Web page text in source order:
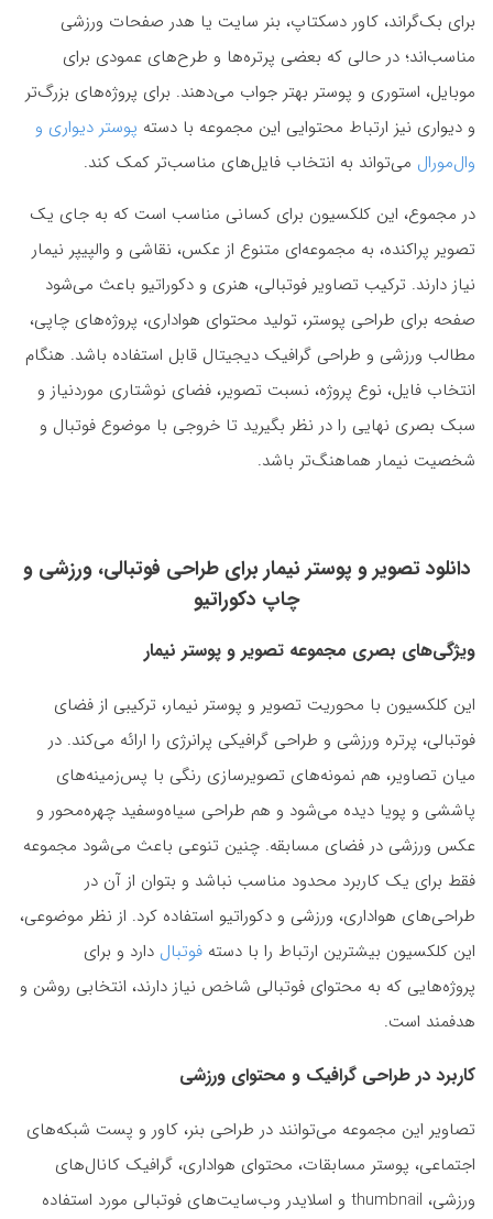
برای بک‌گراند، کاور دسکتاپ، بنر سایت یا هدر صفحات ورزشی
مناسب‌اند؛ در حالی که بعضی پرتره‌ها و طرح‌های عمودی برای
موبایل، استوری و پوستر بهتر جواب می‌دهند. برای پروژه‌های بزرگ‌تر
و دیواری نیز ارتباط محتوایی این مجموعه با دسته پوستر دیواری و
وال‌مورال می‌تواند به انتخاب فایل‌های مناسب‌تر کمک کند.
در مجموع، این کلکسیون برای کسانی مناسب است که به جای یک
تصویر پراکنده، به مجموعه‌ای متنوع از عکس، نقاشی و والپیپر نیمار
نیاز دارند. ترکیب تصاویر فوتبالی، هنری و دکوراتیو باعث می‌شود
صفحه برای طراحی پوستر، تولید محتوای هواداری، پروژه‌های چاپی،
مطالب ورزشی و طراحی گرافیک دیجیتال قابل استفاده باشد. هنگام
انتخاب فایل، نوع پروژه، نسبت تصویر، فضای نوشتاری موردنیاز و
سبک بصری نهایی را در نظر بگیرید تا خروجی با موضوع فوتبال و
شخصیت نیمار هماهنگ‌تر باشد.
دانلود تصویر و پوستر نیمار برای طراحی فوتبالی، ورزشی و
چاپ دکوراتیو
ویژگی‌های بصری مجموعه تصویر و پوستر نیمار
این کلکسیون با محوریت تصویر و پوستر نیمار، ترکیبی از فضای
فوتبالی، پرتره ورزشی و طراحی گرافیکی پرانرژی را ارائه می‌کند. در
میان تصاویر، هم نمونه‌های تصویرسازی رنگی با پس‌زمینه‌های
پاششی و پویا دیده می‌شود و هم طراحی سیاه‌وسفید چهره‌محور و
عکس ورزشی در فضای مسابقه. چنین تنوعی باعث می‌شود مجموعه
فقط برای یک کاربرد محدود مناسب نباشد و بتوان از آن در
طراحی‌های هواداری، ورزشی و دکوراتیو استفاده کرد. از نظر موضوعی،
این کلکسیون بیشترین ارتباط را با دسته فوتبال دارد و برای
پروژه‌هایی که به محتوای فوتبالی شاخص نیاز دارند، انتخابی روشن و
هدفمند است.
کاربرد در طراحی گرافیک و محتوای ورزشی
تصاویر این مجموعه می‌توانند در طراحی بنر، کاور و پست شبکه‌های
اجتماعی، پوستر مسابقات، محتوای هواداری، گرافیک کانال‌های
ورزشی، thumbnail و اسلایدر وب‌سایت‌های فوتبالی مورد استفاده